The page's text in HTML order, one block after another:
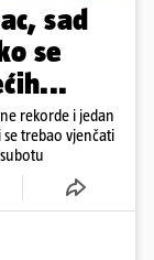
sad
se
rekorde i jedan
trebao vjenčati